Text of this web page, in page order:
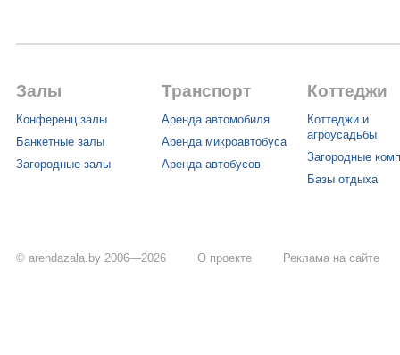
Залы
Конференц залы
Банкетные залы
Загородные залы
Транспорт
Аренда автомобиля
Аренда микроавтобуса
Аренда автобусов
Коттеджи
Коттеджи и
агроусадьбы
Загородные
Базы отдыха
© arendazala.by 2006—2026 О проекте Реклама на сайте